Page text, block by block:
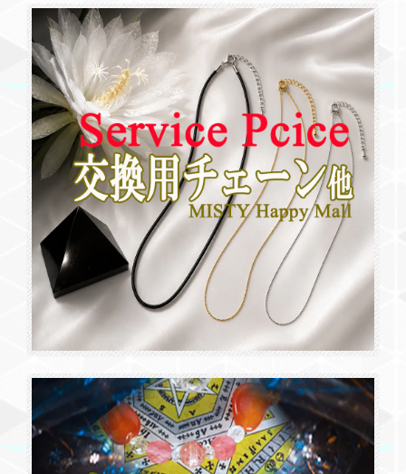
2026/06/19
レビュー遅れてすみません。ユニコーンさん、予定通り到着して
います。 一度は諦めましたが、こうして再会し、お迎えできてい
るのが不思議な気持ちです。 包みからお顔🦄出てきたとき、なん
となく得意げな表情に見えて、タイミングも石の意思なんだなと
思いました（私のお迎えが嫌だったわけではないんだと感じまし
た）。 透き通るグリーンに、頬のところは、ほんのりパープル。
美しいです。 プレゼントの翡翠やストラップもありがとうござい
ました。 先にいただいた🦄さんと共に、大切にします。
2026/06/05
優しいミルキーオレンジシャーベットカラーで手のひらに乗せる
と不思議と温かく感じました 見る度癒されるので旅行にも連れ